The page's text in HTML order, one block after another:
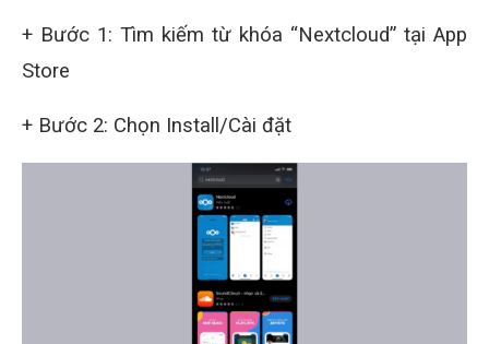
+ Bước 1: Tìm kiếm từ khóa “Nextcloud” tại App
Store
+ Bước 2: Chọn Install/Cài đặt